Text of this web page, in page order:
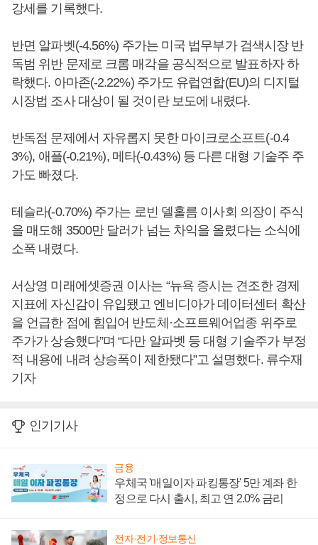
강세를 기록했다.
반면 알파벳(-4.56%) 주가는 미국 법무부가 검색시장 반
독범 위반 문제로 크롬 매각을 공식적으로 발표하자 하
락했다. 아마존(-2.22%) 주가도 유럽연합(EU)의 디지털
시장법 조사 대상이 될 것이란 보도에 내렸다.
반독점 문제에서 자유롭지 못한 마이크로소프트(-0.4
3%), 애플(-0.21%), 메타(-0.43%) 등 다른 대형 기술주 주
가도 빠졌다.
테슬라(-0.70%) 주가는 로빈 델홀름 이사회 의장이 주식
을 매도해 3500만 달러가 넘는 차익을 올렸다는 소식에
소폭 내렸다.
서상영 미래에셋증권 이사는 “뉴욕 증시는 견조한 경제
지표에 자신감이 유입됐고 엔비디아가 데이터센터 확산
을 언급한 점에 힘입어 반도체·소프트웨어업종 위주로
주가가 상승했다”며 “다만 알파벳 등 대형 기술주가 부정
적 내용에 내려 상승폭이 제한됐다”고 설명했다. 류수재
기자
인기기사
금융
우체국 '매일이자 파킹통장' 5만 계좌 한
정으로 다시 출시, 최고 연 2.0% 금리
전자·전기·정보통신